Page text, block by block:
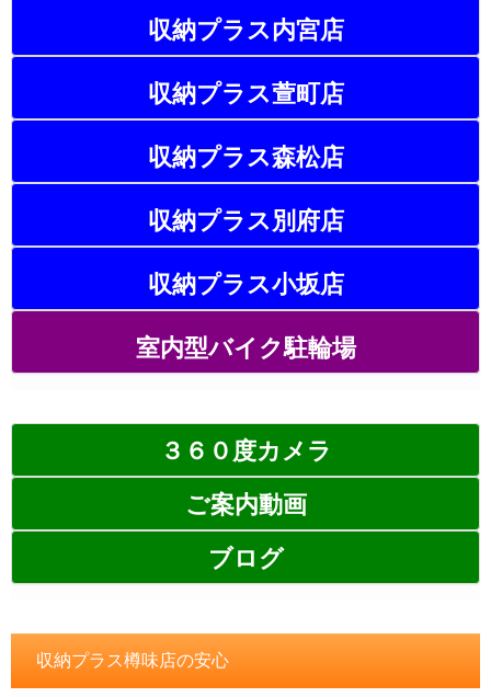
収納プラス内宮店
収納プラス萱町店
収納プラス森松店
収納プラス別府店
収納プラス小坂店
室内型バイク駐輪場
３６０度カメラ
ご案内動画
ブログ
収納プラス樽味店の安心